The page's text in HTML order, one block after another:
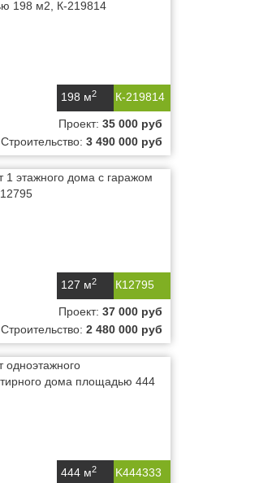
К-219814
198 м2
Проект: 35 000 руб
Строительство: 3 490 000 руб
К12795
127 м2
Проект: 37 000 руб
Строительство: 2 480 000 руб
K444333
444 м2